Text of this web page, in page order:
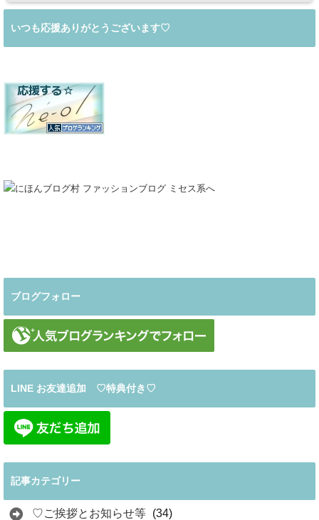
いつも応援ありがとうございます♡
ブログフォロー
LINE お友達追加 ♡特典付き♡
記事カテゴリー
♡ご挨拶とお知らせ等 (34)